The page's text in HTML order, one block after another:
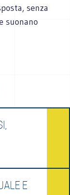
senza
suonano
E